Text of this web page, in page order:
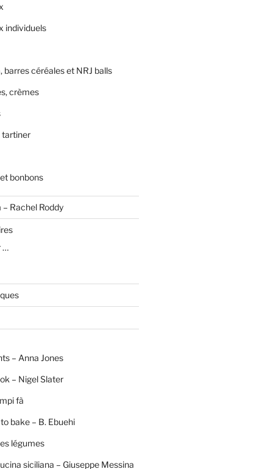
individuels
barres céréales et NRJ balls
crèmes
tartiner
bonbons
Rachel Roddy
…
– Anna Jones
– Nigel Slater
fà
bake – B. Ebuehi
légumes
siciliana – Giuseppe Messina